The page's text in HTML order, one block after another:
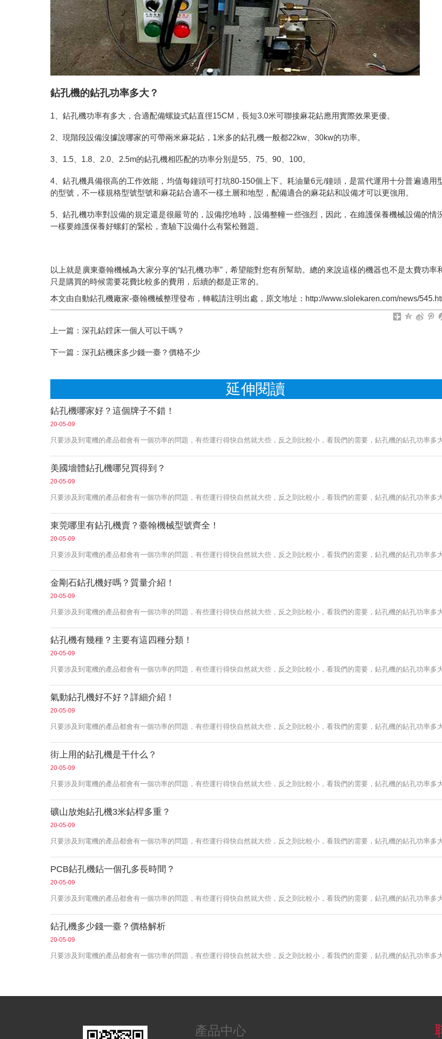
鉆孔機的鉆孔功率多大？
1、鉆孔機功率有多大，合適配備螺旋式鉆直徑15CM，長短3.0米可聯接麻花鉆應用實際效果更優。
2、現階段設備沒據說哪家的可帶兩米麻花鉆，1米多的鉆孔機一般都22kw、30kw的功率。
3、1.5、1.8、2.0、2.5m的鉆孔機相匹配的功率分別是55、75、90、100。
4、鉆孔機具備很高的工作效能，均值每鐘頭可打坑80-150個上下。耗油量6元/鐘頭，是當代運用十分普遍適用
的型號，不一樣規格型號型號和麻花鉆合適不一樣土層和地型，配備適合的麻花鉆和設備才可以更強用。
5、鉆孔機功率對設備的規定還是很嚴苛的，設備挖地時，設備整幢一些強烈，因此，在維護保養機械設備的情
一樣要維護保養好螺釘的緊松，查驗下設備什么有緊松難題。
以上就是廣東臺翰機械為大家分享的“鉆孔機功率”，希望能對您有所幫助。總的來說這樣的機器也不是太費功率
只是購買的時候需要花費比較多的費用，后續的都是正常的。
本文由自動鉆孔機廠家-臺翰機械整理發布，轉載請注明出處，原文地址：http://www.slolekaren.com/news/
上一篇： 深孔鉆鏜床一個人可以干嗎？
下一篇： 深孔鉆機床多少錢一臺？價格不少
延伸閱讀
鉆孔機哪家好？這個牌子不錯！
20-05-09
只要涉及到電機的產品都會有一個功率的問題，有些運行得快自然就大些，反之則比較小，看我們的需要，鉆孔機的鉆孔功率多
美國墻體鉆孔機哪兒買得到？
20-05-09
只要涉及到電機的產品都會有一個功率的問題，有些運行得快自然就大些，反之則比較小，看我們的需要，鉆孔機的鉆孔功率多
東莞哪里有鉆孔機賣？臺翰機械型號齊全！
20-05-09
只要涉及到電機的產品都會有一個功率的問題，有些運行得快自然就大些，反之則比較小，看我們的需要，鉆孔機的鉆孔功率多
金剛石鉆孔機好嗎？質量介紹！
20-05-09
只要涉及到電機的產品都會有一個功率的問題，有些運行得快自然就大些，反之則比較小，看我們的需要，鉆孔機的鉆孔功率多
鉆孔機有幾種？主要有這四種分類！
20-05-09
只要涉及到電機的產品都會有一個功率的問題，有些運行得快自然就大些，反之則比較小，看我們的需要，鉆孔機的鉆孔功率多
氣動鉆孔機好不好？詳細介紹！
20-05-09
只要涉及到電機的產品都會有一個功率的問題，有些運行得快自然就大些，反之則比較小，看我們的需要，鉆孔機的鉆孔功率多
街上用的鉆孔機是干什么？
20-05-09
只要涉及到電機的產品都會有一個功率的問題，有些運行得快自然就大些，反之則比較小，看我們的需要，鉆孔機的鉆孔功率多
礦山放炮鉆孔機3米鉆桿多重？
20-05-09
只要涉及到電機的產品都會有一個功率的問題，有些運行得快自然就大些，反之則比較小，看我們的需要，鉆孔機的鉆孔功率多
PCB鉆孔機鉆一個孔多長時間？
20-05-09
只要涉及到電機的產品都會有一個功率的問題，有些運行得快自然就大些，反之則比較小，看我們的需要，鉆孔機的鉆孔功率多
鉆孔機多少錢一臺？價格解析
20-05-09
只要涉及到電機的產品都會有一個功率的問題，有些運行得快自然就大些，反之則比較小，看我們的需要，鉆孔機的鉆孔功率多
產品中心